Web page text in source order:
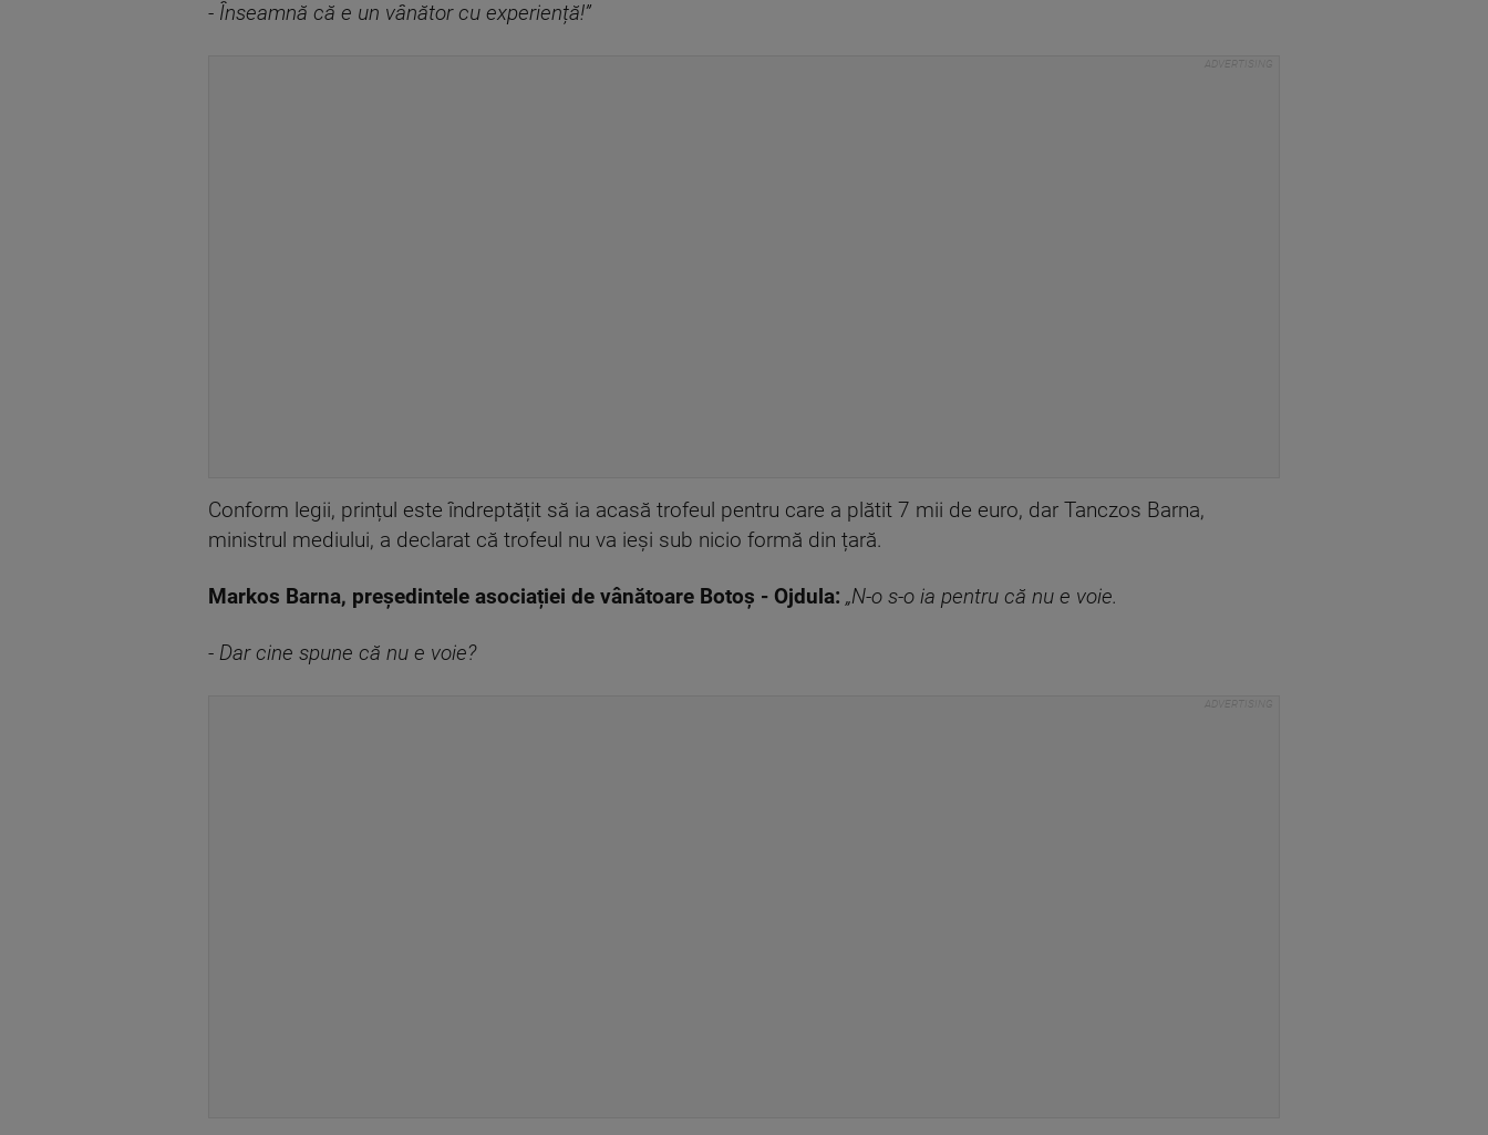
- Înseamnă că e un vânător cu experiență!”
Conform legii, prințul este îndreptățit să ia acasă trofeul pentru care a plătit 7 mii de euro, dar Tanczos Barna,
ministrul mediului, a declarat că trofeul nu va ieși sub nicio formă din țară.
Markos Barna, președintele asociației de vânătoare Botoș - Ojdula: „N-o s-o ia pentru că nu e voie.
- Dar cine spune că nu e voie?